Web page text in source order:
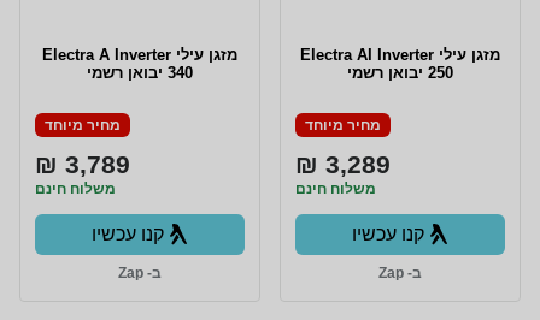
מזגן עילי Electra AI Inverter
250 יבואן רשמי
מחיר מיוחד
3,289 ₪
משלוח חינם
קנו עכשיו
ב- Zap
מזגן עילי Electra A Inverter
340 יבואן רשמי
מחיר מיוחד
3,789 ₪
משלוח חינם
קנו עכשיו
ב- Zap